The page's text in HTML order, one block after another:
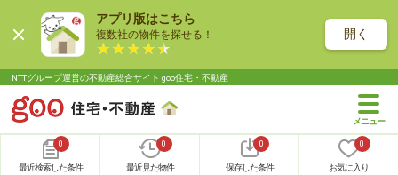
アプリ版はこちら
複数社の物件を探せる！ 開く
NTTグループ運営の不動産総合サイト goo住宅・不動産
0
最近検索した条件
0
最近見た物件
0
保存した条件
0
お気に入り